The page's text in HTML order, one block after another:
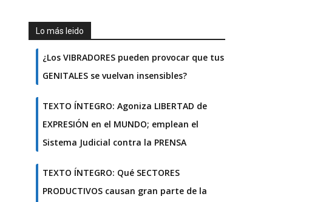
Lo más leido
¿Los VIBRADORES pueden provocar que tus
GENITALES se vuelvan insensibles?
TEXTO ÍNTEGRO: Agoniza LIBERTAD de
EXPRESIÓN en el MUNDO; emplean el
Sistema Judicial contra la PRENSA
TEXTO ÍNTEGRO: Qué SECTORES
PRODUCTIVOS causan gran parte de la